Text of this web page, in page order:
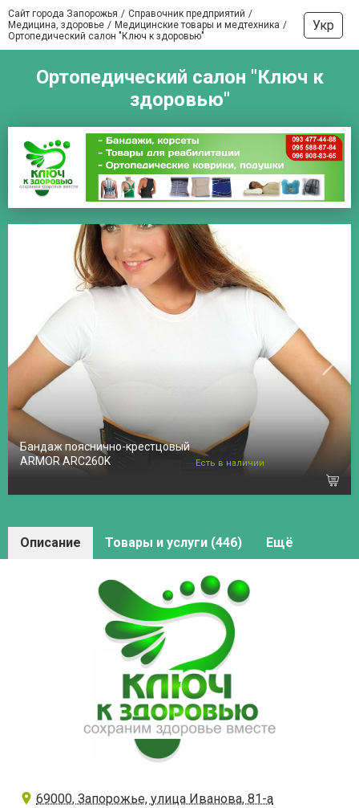
Сайт города Запорожья
Справочник предприятий
Медицина, здоровье
Медицинские товары и медтехника
Ортопедический салон "Ключ к здоровью"
Укр
Ортопедический салон "Ключ к
здоровью"
Бандаж пояснично-крестцовый
ARMOR ARC260K
Есть в наличии
Описание Товары и услуги (446) Ещё
69000, Запорожье, улица Иванова, 81-а